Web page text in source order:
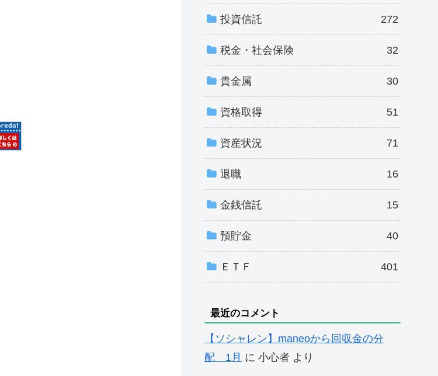
投資信託 272
税金・社会保険 32
貴金属 30
資格取得 51
資産状況 71
退職 16
金銭信託 15
預貯金 40
ＥＴＦ 401
最近のコメント
【ソシャレン】maneoから回収金の分
配 1月 に 小心者 より